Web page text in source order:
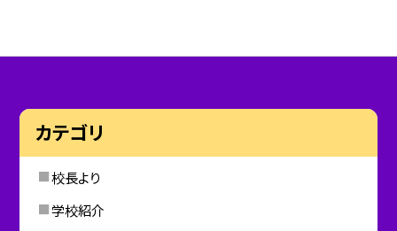
カテゴリ
校長より
学校紹介